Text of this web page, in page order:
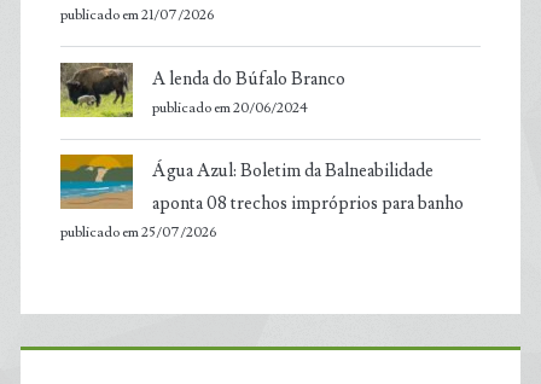
publicado em 21/07/2026
A lenda do Búfalo Branco
publicado em 20/06/2024
Água Azul: Boletim da Balneabilidade
aponta 08 trechos impróprios para banho
publicado em 25/07/2026